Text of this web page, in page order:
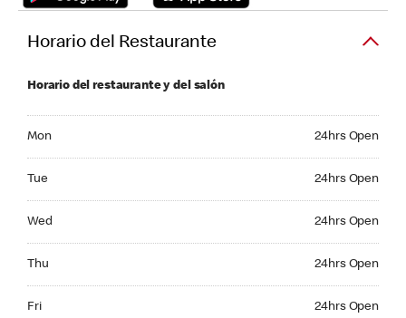
Horario del Restaurante
Horario del restaurante y del salón
Mon 24hrs Open
Tue 24hrs Open
Wed 24hrs Open
Thu 24hrs Open
Fri 24hrs Open